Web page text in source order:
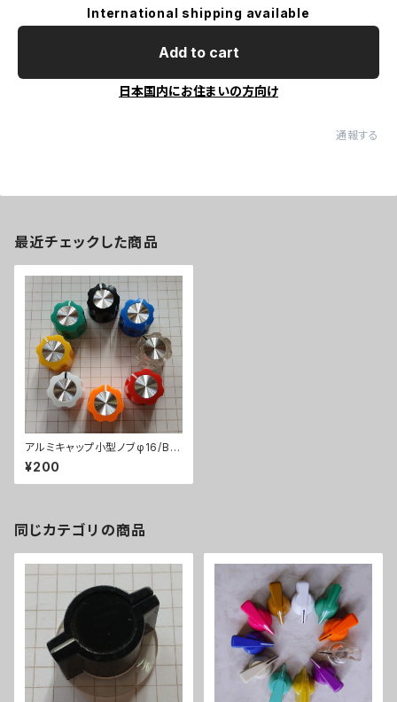
International shipping available
Add to cart
日本国内にお住まいの方向け
通報する
最近チェックした商品
アルミキャップ小型ノブφ16/Bla
ck/KN1360
¥200
同じカテゴリの商品